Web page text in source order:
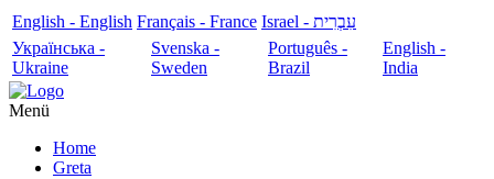
English - English Français - France
עִבְרִית - Israel
Українська -
Ukraine
Svenska -
Sweden
Português -
Brazil
English -
India
Menü
Home
Greta